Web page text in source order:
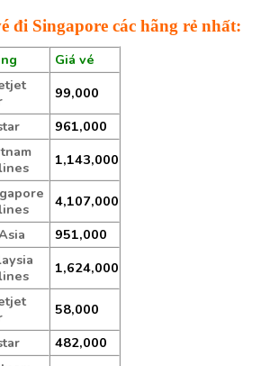
đi Singapore các hãng rẻ nhất:
Giá vé
99,000
961,000
1,143,000
4,107,000
951,000
1,624,000
58,000
482,000